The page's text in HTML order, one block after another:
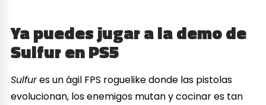
Ya puedes jugar a la demo de
Sulfur en PS5
Sulfures un ágil FPS roguelike donde las pistolas
evolucionan, los enemigos mutan y cocinar es tan